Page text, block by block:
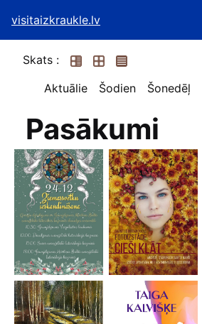
visitaizkraukle.lv
Skats :
Aktuālie
Šodien Šonedēļ
Pasākumi